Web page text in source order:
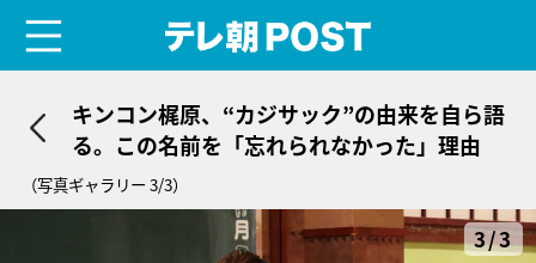
キンコン梶原、“カジサック”の由来を自ら語
る。この名前を「忘れられなかった」理由
（写真ギャラリー 3/3）
3/3